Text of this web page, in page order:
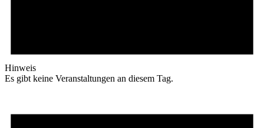
Hinweis
Es gibt keine Veranstaltungen an diesem Tag.